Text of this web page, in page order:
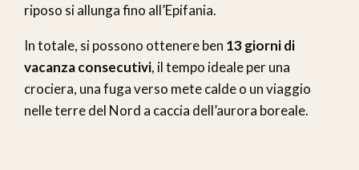
riposo si allunga fino all’Epifania.
In totale, si possono ottenere ben 13 giorni di
vacanza consecutivi, il tempo ideale per una
crociera, una fuga verso mete calde o un viaggio
nelle terre del Nord a caccia dell’aurora boreale.